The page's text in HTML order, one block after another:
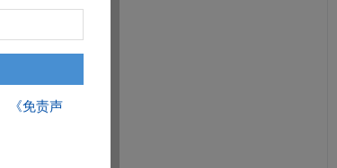
《免责声